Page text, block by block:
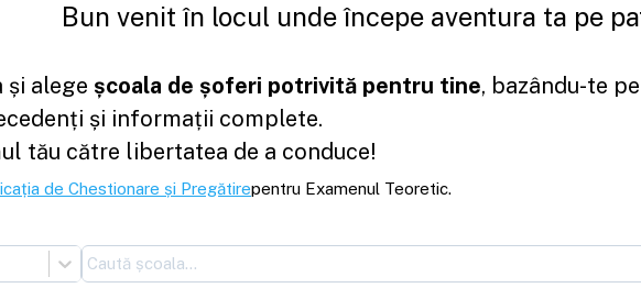
Bun venit în locul unde începe aventura ta pe
și alege școala de șoferi potrivită pentru tine, bazându-te
și informații complete.
tău către libertatea de a conduce!
de Chestionare și Pregătirepentru Examenul Teoretic.